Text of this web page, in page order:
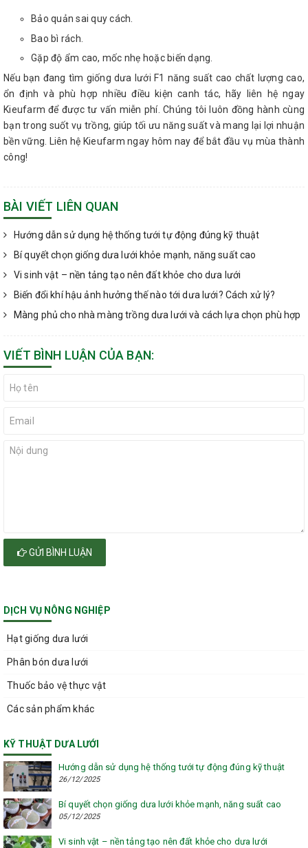
Bảo quản sai quy cách.
Bao bì rách.
Gặp độ ẩm cao, mốc nhẹ hoặc biến dạng.
Nếu bạn đang tìm giống dưa lưới F1 năng suất cao chất lượng cao,
ổn định và phù hợp nhiều điều kiện canh tác, hãy liên hệ ngay
Kieufarm để được tư vấn miễn phí. Chúng tôi luôn đồng hành cùng
bạn trong suốt vụ trồng, giúp tối ưu năng suất và mang lại lợi nhuận
bền vững. Liên hệ Kieufarm ngay hôm nay để bắt đầu vụ mùa thành
công!
BÀI VIẾT LIÊN QUAN
Hướng dẫn sử dụng hệ thống tưới tự động đúng kỹ thuật
Bí quyết chọn giống dưa lưới khỏe mạnh, năng suất cao
Vi sinh vật – nền tảng tạo nên đất khỏe cho dưa lưới
Biến đổi khí hậu ảnh hưởng thế nào tới dưa lưới? Cách xử lý?
Màng phủ cho nhà màng trồng dưa lưới và cách lựa chọn phù hợp
VIẾT BÌNH LUẬN CỦA BẠN:
GỬI BÌNH LUẬN
DỊCH VỤ NÔNG NGHIỆP
Hạt giống dưa lưới
Phân bón dưa lưới
Thuốc bảo vệ thực vật
Các sản phẩm khác
KỸ THUẬT DƯA LƯỚI
Hướng dẫn sử dụng hệ thống tưới tự động đúng kỹ thuật
26/12/2025
Bí quyết chọn giống dưa lưới khỏe mạnh, năng suất cao
05/12/2025
Vi sinh vật – nền tảng tạo nên đất khỏe cho dưa lưới